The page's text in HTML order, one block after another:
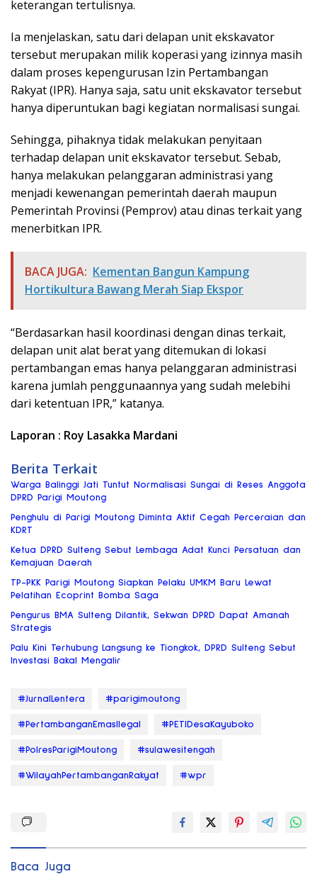
keterangan tertulisnya.
Ia menjelaskan, satu dari delapan unit ekskavator
tersebut merupakan milik koperasi yang izinnya masih
dalam proses kepengurusan Izin Pertambangan
Rakyat (IPR). Hanya saja, satu unit ekskavator tersebut
hanya diperuntukan bagi kegiatan normalisasi sungai.
Sehingga, pihaknya tidak melakukan penyitaan
terhadap delapan unit ekskavator tersebut. Sebab,
hanya melakukan pelanggaran administrasi yang
menjadi kewenangan pemerintah daerah maupun
Pemerintah Provinsi (Pemprov) atau dinas terkait yang
menerbitkan IPR.
BACA JUGA: Kementan Bangun Kampung
Hortikultura Bawang Merah Siap Ekspor
“Berdasarkan hasil koordinasi dengan dinas terkait,
delapan unit alat berat yang ditemukan di lokasi
pertambangan emas hanya pelanggaran administrasi
karena jumlah penggunaannya yang sudah melebihi
dari ketentuan IPR,” katanya.
Laporan : Roy Lasakka Mardani
Berita Terkait
Warga Balinggi Jati Tuntut Normalisasi Sungai di Reses Anggota
DPRD Parigi Moutong
Penghulu di Parigi Moutong Diminta Aktif Cegah Perceraian dan
KDRT
Ketua DPRD Sulteng Sebut Lembaga Adat Kunci Persatuan dan
Kemajuan Daerah
TP-PKK Parigi Moutong Siapkan Pelaku UMKM Baru Lewat
Pelatihan Ecoprint Bomba Saga
Pengurus BMA Sulteng Dilantik, Sekwan DPRD Dapat Amanah
Strategis
Palu Kini Terhubung Langsung ke Tiongkok, DPRD Sulteng Sebut
Investasi Bakal Mengalir
#JurnalLentera #parigimoutong
#PertambanganEmasIlegal #PETIDesaKayuboko
#PolresParigiMoutong #sulawesitengah
#WilayahPertambanganRakyat #wpr
Baca Juga